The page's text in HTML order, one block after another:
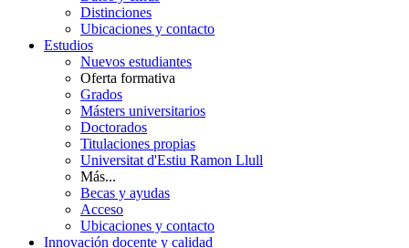
Distinciones
Ubicaciones y contacto
Estudios
Nuevos estudiantes
Oferta formativa
Grados
Másters universitarios
Doctorados
Titulaciones propias
Universitat d'Estiu Ramon Llull
Más...
Becas y ayudas
Acceso
Ubicaciones y contacto
Innovación docente y calidad